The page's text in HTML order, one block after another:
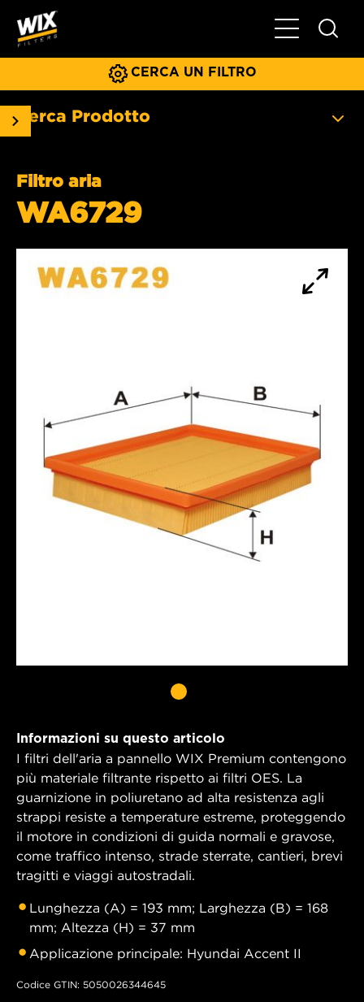
Menu
CERCA UN FILTRO
Cerca Prodotto
Filtro aria
WA6729
Informazioni su questo articolo
I filtri dell'aria a pannello WIX Premium contengono
più materiale filtrante rispetto ai filtri OES. La
guarnizione in poliuretano ad alta resistenza agli
strappi resiste a temperature estreme, proteggendo
il motore in condizioni di guida normali e gravose,
come traffico intenso, strade sterrate, cantieri, brevi
tragitti e viaggi autostradali.
Lunghezza (A) = 193 mm; Larghezza (B) = 168
mm; Altezza (H) = 37 mm
Applicazione principale: Hyundai Accent II
Codice GTIN: 5050026344645